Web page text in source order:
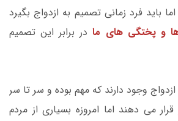
باید فرد زمانی تصمیم به ازدواج بگیرد
ها و پختگی های ما در برابر این تصمیم
ازدواج وجود دارند که مهم بوده و سر تا سر
می دهند اما امروزه بسیاری از مردم